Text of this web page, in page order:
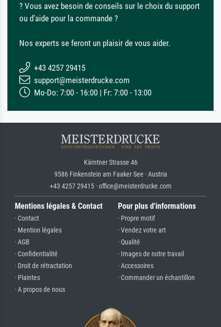
? Vous avez besoin de conseils sur le choix du support
ou d'aide pour la commande ?
Nos experts se feront un plaisir de vous aider.
+43 4257 29415
support@meisterdrucke.com
Mo-Do: 7:00 - 16:00 | Fr: 7:00 - 13:00
Kärntner Strasse 46
9586 Finkenstein am Faaker See · Austria
+43 4257 29415 · office@meisterdrucke.com
Mentions légales & Contact
· Contact
· Mention légales
· AGB
· Confidentialité
· Droit de rétractation
· Plaintes
· A propos de nous
Pour plus d'informations
· Propre motif
· Vendez votre art
· Qualité
· Images de notre travail
· Accessoires
· Commander un échantillon